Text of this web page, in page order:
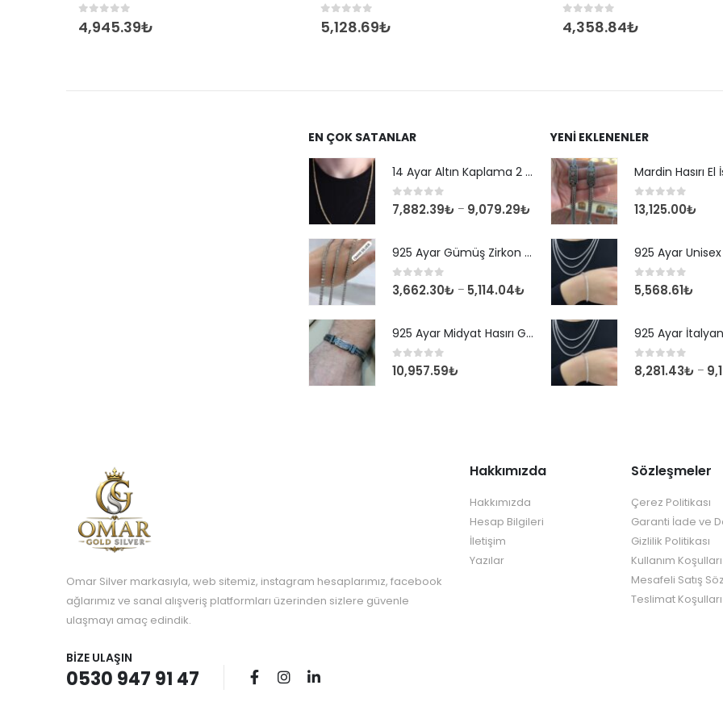
0out of 5
4,945.39₺ 0out of 5
5,128.69₺ 0out of 5
4,358.84₺
EN ÇOK SATANLAR
14 Ayar Altın Kaplama 2 mm Kare Kral Zincir Kolye
0 out of 5
7,882.39₺ – 9,079.29₺
925 Ayar Gümüş Zirkon Taşlı Yuvarlak Suyolu Bileklik
0 out of 5
3,662.30₺ – 5,114.04₺
925 Ayar Midyat Hasırı Gümüş Erkek Bilekliği
0out of 5
10,957.59₺
YENI EKLENENLER
0out of 5
13,125.00₺
0 out of 5
5,568.61₺
0 out of 5
8,281.43₺ –
Omar Silver markasıyla, web sitemiz, instagram hesaplarımız, facebook
ağlarımız ve sanal alışveriş platformları üzerinden sizlere güvenle
ulaşmayı amaç edindik.
BIZE ULAŞIN
0530 947 91 47
Hakkımızda
Hakkımızda
Hesap Bilgileri
İletişim
Yazılar
Sözleşmeler
Çerez Politikası
Garanti İade ve
Gizlilik Politikası
Kullanım Koşulları
Mesafeli Satış
Teslimat Koşulları